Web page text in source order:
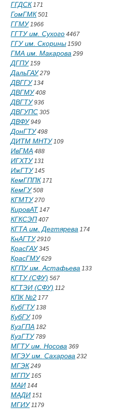
ГГДСК 171
ГомГМК 501
ГГМУ1966
ГГТУ им. Сухого 4467
ГГУ им. Скорины 1590
ГМА им. Макарова 299
ДГПУ159
ДальГАУ279
ДВГГУ134
ДВГМУ408
ДВГТУ936
ДВГУПС 305
ДВФУ949
ДонГТУ498
ДИТМ МНТУ109
ИвГМА 488
ИГХТУ131
ИжГТУ145
КемГППК 171
КемГУ508
КГМТУ270
КировАТ 147
КГКСЭП 407
КГТА им. Дегтярева 174
КнАГТУ2910
КрасГАУ345
КрасГМУ629
КГПУ им. Астафьева 133
КГТУ (СФУ) 567
КГТЭИ (СФУ) 112
КПК №2 177
КубГТУ138
КубГУ109
КузГПА 182
КузГТУ789
МГТУ им. Носова 369
МГЭУ им. Сахарова 232
МГЭК 249
МГПУ165
МАИ 144
МАДИ 151
МГИУ1179